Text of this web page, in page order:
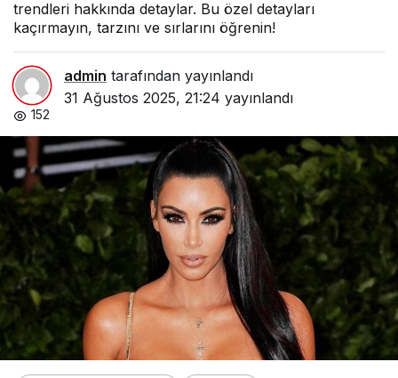
trendleri hakkında detaylar. Bu özel detayları
kaçırmayın, tarzını ve sırlarını öğrenin!
admin tarafından yayınlandı
31 Ağustos 2025, 21:24 yayınlandı
152